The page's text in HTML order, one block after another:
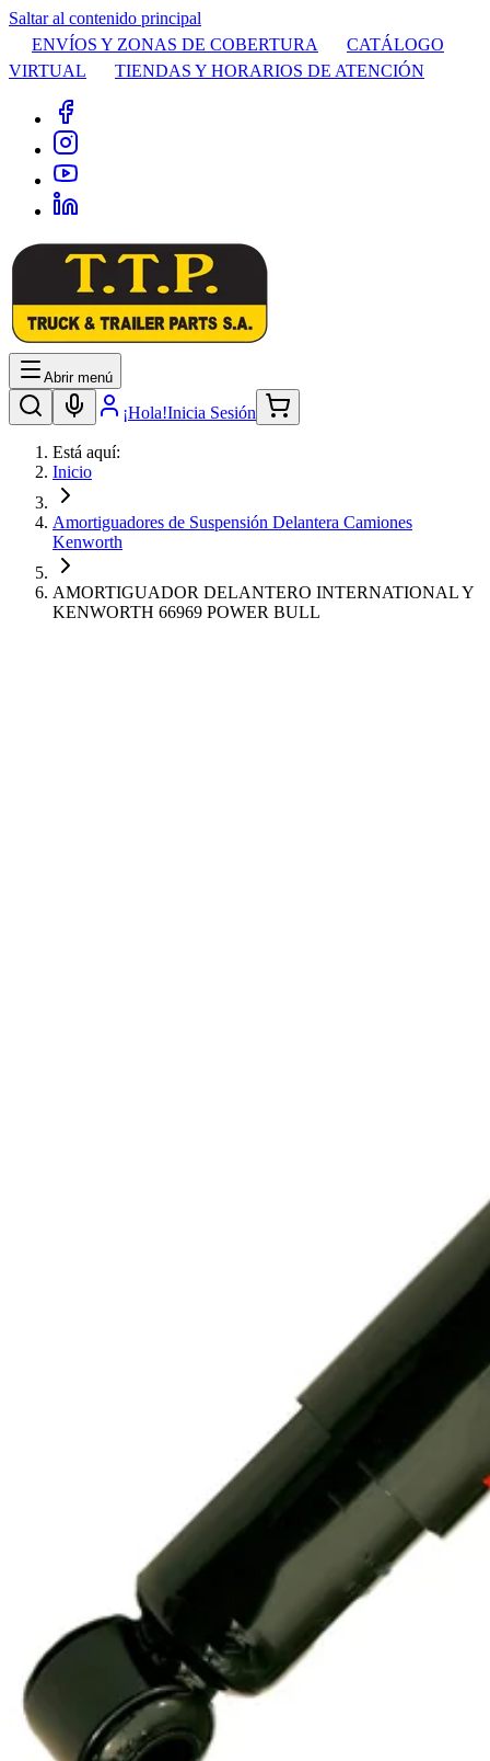
Saltar al contenido principal
ENVÍOS Y ZONAS DE COBERTURA
CATÁLOGO
VIRTUAL
TIENDAS Y HORARIOS DE ATENCIÓN
Abrir menú
¡Hola!Inicia Sesión
Está aquí:
Inicio
Amortiguadores de Suspensión Delantera Camiones
Kenworth
AMORTIGUADOR DELANTERO INTERNATIONAL Y
KENWORTH 66969 POWER BULL